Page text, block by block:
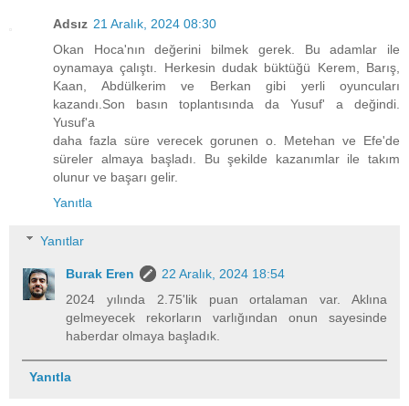
Adsız 21 Aralık, 2024 08:30
Okan Hoca'nın değerini bilmek gerek. Bu adamlar ile
oynamaya çalıştı. Herkesin dudak büktüğü Kerem, Barış,
Kaan, Abdülkerim ve Berkan gibi yerli oyuncuları
kazandı.Son basın toplantısında da Yusuf' a değindi.
Yusuf'a
daha fazla süre verecek gorunen o. Metehan ve Efe'de
süreler almaya başladı. Bu şekilde kazanımlar ile takım
olunur ve başarı gelir.
Yanıtla
Yanıtlar
Burak Eren
22 Aralık, 2024 18:54
2024 yılında 2.75'lik puan ortalaman var. Aklına
gelmeyecek rekorların varlığından onun sayesinde
haberdar olmaya başladık.
Yanıtla